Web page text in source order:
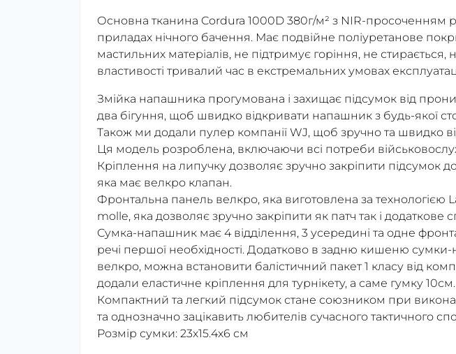
Основна тканина Cordura 1000D 380г/м² з NIR-просоченням
приладах нічного бачення. Має подвійне поліуретанове
мастильних матеріалів, не підтримує горіння, не стирається,
властивості тривалий час в екстремальних умовах
Змійка напашника прогумована і захищає підсумок від
два бігуння, щоб швидко відкривати напашник з будь-якої
Також ми додали пулер компанії WJ, щоб зручно та швидко
Ця модель розроблена, включаючи всі потреби
Кріплення на липучку дозволяє зручно закріпити підсумок
яка має велкро клапан.
Фронтальна панель велкро, яка виготовлена ​​за технологією
molle, яка дозволяє зручно закріпити як патч так і додаткове
Сумка-напашник має 4 відділення, 3 усередині та одне
речі першої необхідності. Додатково в задню кишеню
велкро, можна встановити балістичний пакет 1 класу від
додали еластичне кріплення для турнікету, а саме гумку 10см.
Компактний та легкий підсумок стане союзником при
та однозначно зацікавить любителів сучасного тактичного
Розмір сумки: 23х15.4х6 см